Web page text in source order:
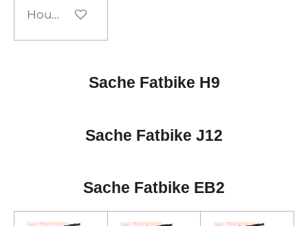
Houd mij op de hoogte
Sache Fatbike H9
Sache Fatbike J12
Sache Fatbike EB2